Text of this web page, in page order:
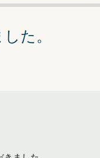
た。